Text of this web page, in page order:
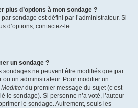
plus d’options à mon sondage ?
sondage est défini par l’administrateur. Si
d’options, contactez-le.
un sondage ?
sondages ne peuvent être modifiés que par
ou un administrateur. Pour modifier un
Modifierdu premier message du sujet (c’est
le sondage). Si personne n’a voté, l’auteur
le sondage. Autrement, seuls les